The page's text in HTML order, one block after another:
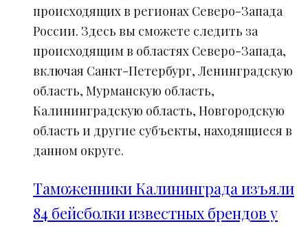
происходящих в регионах Северо-Запада
России. Здесь вы сможете следить за
происходящим в областях Северо-Запада,
включая Санкт-Петербург, Ленинградскую
область, Мурманскую область,
Калининградскую область, Новгородскую
область и другие субъекты, находящиеся в
данном округе.
Таможенники Калининграда изъяли
84 бейсболки известных брендов у